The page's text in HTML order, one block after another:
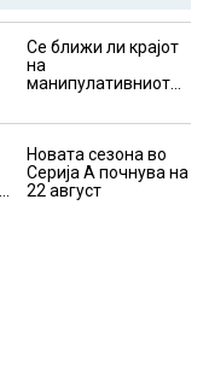
Се ближи ли крајот
на
манипулативниот
Новата сезона во
Серија А почнува на
22 август